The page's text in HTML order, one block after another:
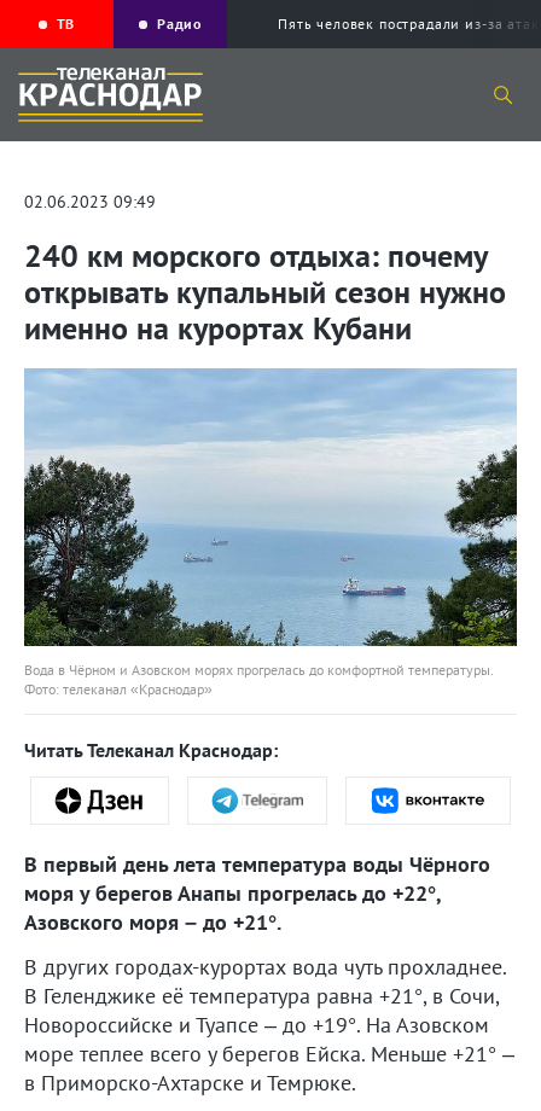
ТВ Радио Пять человек пострадали из-за
02.06.2023 09:49
240 км морского отдыха: почему
открывать купальный сезон нужно
именно на курортах Кубани
Вода в Чёрном и Азовском морях прогрелась до комфортной температуры.
Фото: телеканал «Краснодар»
Читать Телеканал Краснодар:
В первый день лета температура воды Чёрного
моря у берегов Анапы прогрелась до +22°,
Азовского моря – до +21°.
В других городах-курортах вода чуть прохладнее.
В Геленджике её температура равна +21°, в Сочи,
Новороссийске и Туапсе – до +19°. На Азовском
море теплее всего у берегов Ейска. Меньше +21° –
в Приморско-Ахтарске и Темрюке.